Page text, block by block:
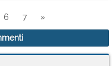
6 7 »